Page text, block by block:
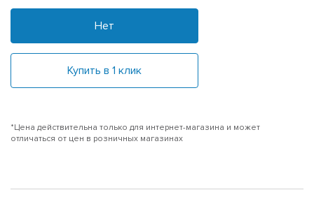
Нет
Купить в 1 клик
*Цена действительна только для интернет-магазина и может
отличаться от цен в розничных магазинах